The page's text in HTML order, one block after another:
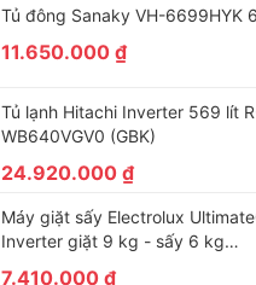
Tủ đông Sanaky VH-6699HYK
11.650.000₫
Tủ lạnh Hitachi Inverter 569 lít
WB640VGV0 (GBK)
24.920.000₫
Máy giặt sấy Electrolux
Inverter giặt 9 kg - sấy 6 kg
7.410.000₫